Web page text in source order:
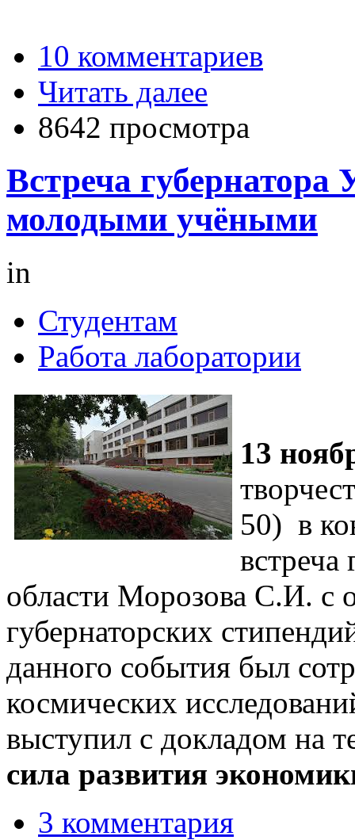
10 комментариев
Читать далее
8642 просмотра
Встреча губернатора
молодыми учёными
in
Студентам
Работа лаборатории
13
50) в
встреча
области Морозова С.И. с
губернаторских
данного события был
космических
выступил с докладом на
сила развития
3 комментария